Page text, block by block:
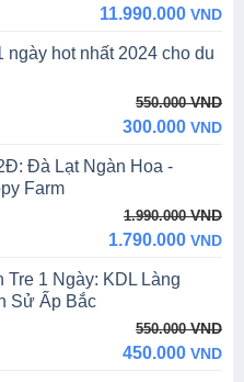
11.990.000 VND
ngày hot nhất 2024 cho du
550.000VND
300.000 VND
Đà Lạt Ngàn Hoa -
Farm
1.990.000VND
1.790.000 VND
Tre 1 Ngày: KDL Làng
Sử Ấp Bắc
550.000VND
450.000 VND